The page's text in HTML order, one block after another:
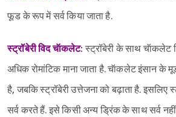
फूड के रूप में सर्व किया जाता है.
स्ट्रॉबेरी विद चॅाकलेट: स्ट्रॉबेरी के साथ चॅाकलेट
अधिक रोमांटिक माना जाता है. चॅाकलेट इंसान के
है, जबकि स्ट्रॉबेरी उत्तेजना को बढ़ाता है. इसलिए
सर्व करते हैं. इसे किसी अन्य ड्रिंक के साथ सर्व नहीं